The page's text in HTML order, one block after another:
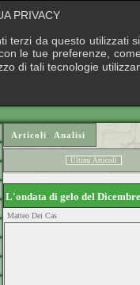
Articoli› Analisi
Ultimi Articoli
L'ondata di gelo del
Matteo Dei Cas
PRIVACY
terzi da questo utilizzati
le tue preferenze,
di tali tecnologie